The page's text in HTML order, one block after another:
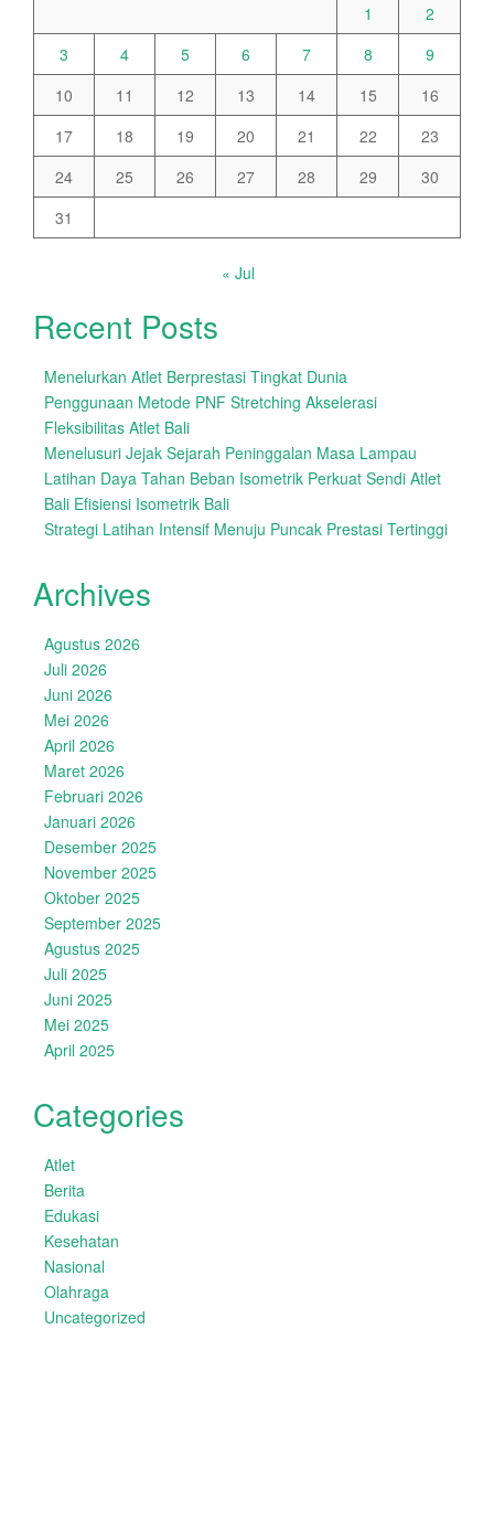
1
2
3
4 5 6 7 8
9
10
11 12 13 14 15
16
17
18 19 20 21 22
23
24
25 26 27 28 29
30
31
« Jul
Recent Posts
Menelurkan Atlet Berprestasi Tingkat Dunia
Penggunaan Metode PNF Stretching Akselerasi
Fleksibilitas Atlet Bali
Menelusuri Jejak Sejarah Peninggalan Masa Lampau
Latihan Daya Tahan Beban Isometrik Perkuat Sendi Atlet
Bali Efisiensi Isometrik Bali
Strategi Latihan Intensif Menuju Puncak Prestasi Tertinggi
Archives
Agustus 2026
Juli 2026
Juni 2026
Mei 2026
April 2026
Maret 2026
Februari 2026
Januari 2026
Desember 2025
November 2025
Oktober 2025
September 2025
Agustus 2025
Juli 2025
Juni 2025
Mei 2025
April 2025
Categories
Atlet
Berita
Edukasi
Kesehatan
Nasional
Olahraga
Uncategorized